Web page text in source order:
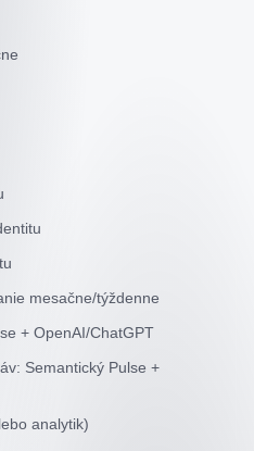
mesačne/týždenne
+ OpenAI/ChatGPT
Semantický Pulse +
analytik)